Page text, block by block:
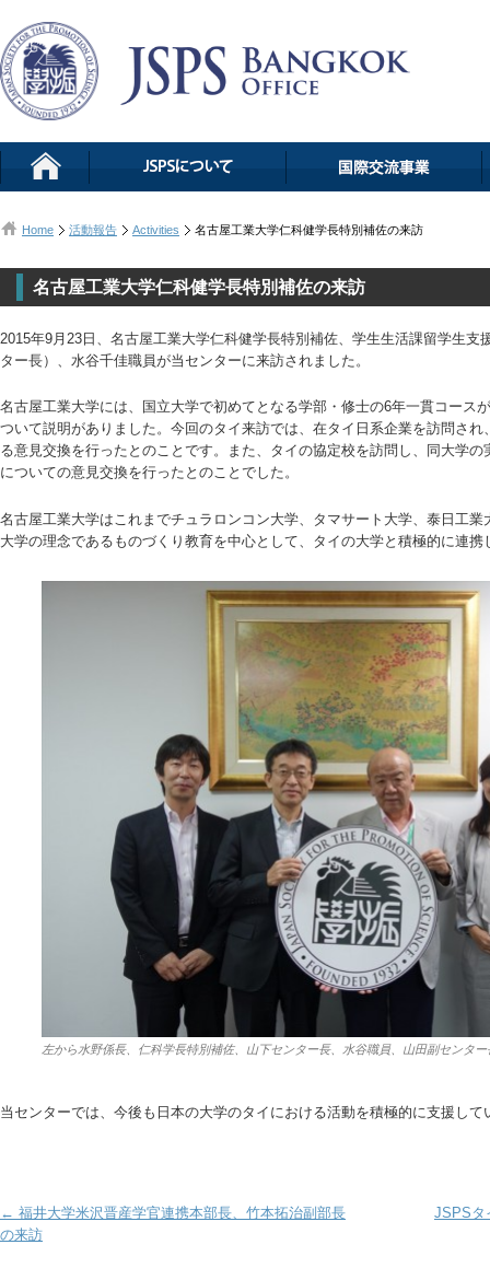
Home 活動報告 Activities 名古屋工業大学仁科健学長特別補佐の来訪
名古屋工業大学仁科健学長特別補佐の来訪
2015年9月23日、名古屋工業大学仁科健学長特別補佐、学生生活課留学生
ター長）、水谷千佳職員が当センターに来訪されました。
名古屋工業大学には、国立大学で初めてとなる学部・修士の6年一貫コース
ついて説明がありました。今回のタイ来訪では、在タイ日系企業を訪問さ
る意見交換を行ったとのことです。また、タイの協定校を訪問し、同大学
についての意見交換を行ったとのことでした。
名古屋工業大学はこれまでチュラロンコン大学、タマサート大学、泰日工
大学の理念であるものづくり教育を中心として、タイの大学と積極的に連
左から水野係長、仁科学長特別補佐、山下センター長、水谷職員、山田副センター
当センターでは、今後も日本の大学のタイにおける活動を積極的に支援して
Post navigation
← 福井大学米沢晋産学官連携本部長、竹本拓治副部長
の来訪
JSPSタ